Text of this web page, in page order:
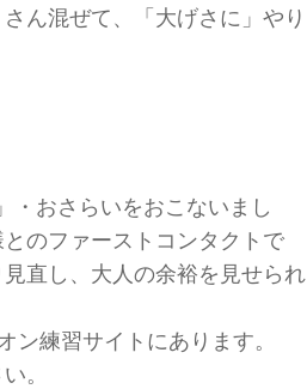
ん混ぜて、「大げさに」やり
・おさらいをおこないまし
のファーストコンタクトで
直し、大人の余裕を見せられ
練習サイトにあります。
。